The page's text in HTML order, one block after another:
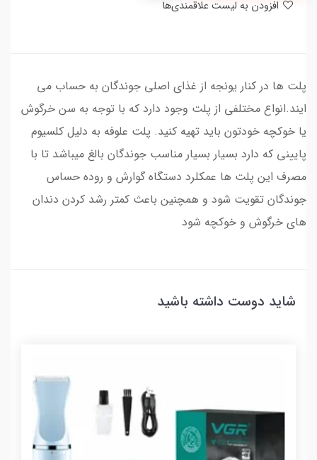
پلت ها در کنار یونجه از غذای اصلی جوندگان به حساب می
ایند.انواع مختلفی از پلت وجود دارد که با توجه به سن خرگوش
یا خوکچه خودتون باید تهیه کنید. پلت علوفه به دلیل کلسیوم
‌پایینی که دارد بسیار بسیار مناسب جوندگان بالغ میباشد تا با
مصرف این پلت ها عمکلرد دستگاه گوارش و روده حساس
جوندگان تقویت شود و همچنین باعث کمتر رشد کردن دندان
های خرگوش و خوکچه شود
شاید دوست داشته باشید